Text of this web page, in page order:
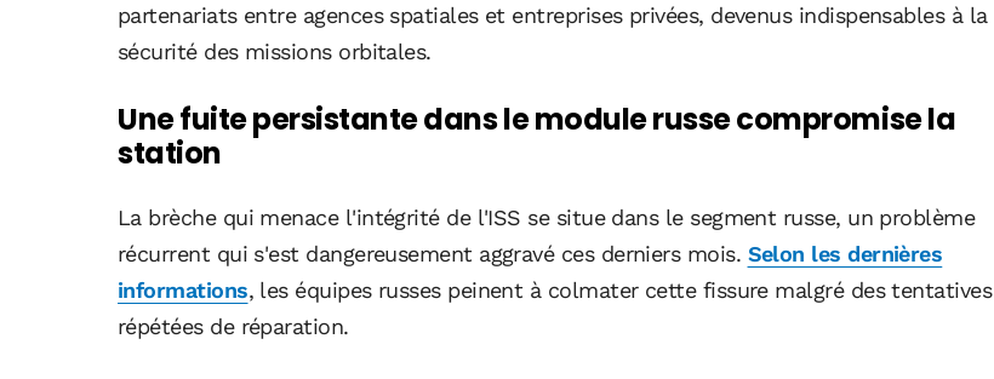
partenariats entre agences spatiales et entreprises privées, devenus indispensables à la
sécurité des missions orbitales.
Une fuite persistante dans le module russe compromise la
station
La brèche qui menace l'intégrité de l'ISS se situe dans le segment russe, un problème
récurrent qui s'est dangereusement aggravé ces derniers mois. Selon les dernières
informations, les équipes russes peinent à colmater cette fissure malgré des tentatives
répétées de réparation.